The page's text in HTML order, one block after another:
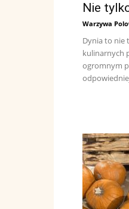
Nie
Warzywa
Dynia to nie
kulinarnych
ogromnym